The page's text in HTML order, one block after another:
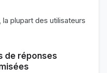
la plupart des utilisateurs
de réponses